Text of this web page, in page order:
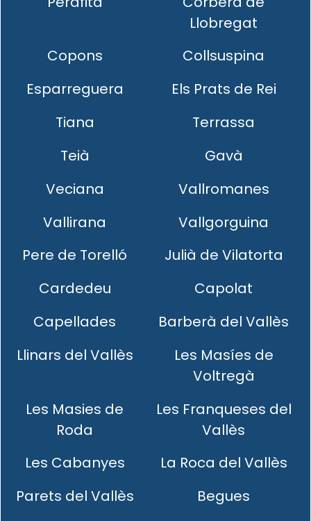
Llobregat
Copons
Collsuspina
Esparreguera
Els Prats de Rei
Tiana
Terrassa
Teià
Gavà
Veciana
Vallromanes
Vallirana
Vallgorguina
Pere de Torelló
Julià de Vilatorta
Cardedeu
Capolat
Capellades
Barberà del Vallès
Llinars del Vallès
Les Masíes de
Voltregà
Les Masies de
Roda
Les Franqueses del
Vallès
Les Cabanyes
La Roca del Vallès
Parets del Vallès
Begues